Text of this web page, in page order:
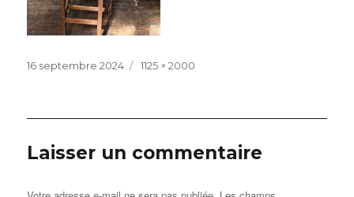
Publié
16 septembre 2024
Taille
1125 × 2000
Laisser un commentaire